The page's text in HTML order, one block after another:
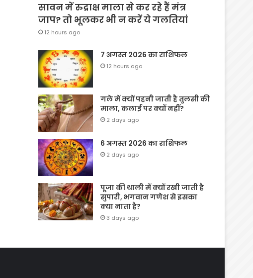
सावन में रुद्राक्ष माला से कर रहे हैं मंत्र
जाप? तो भूलकर भी न करें ये गलतियां
12 hours ago
7 अगस्त 2026 का राशिफल
12 hours ago
गले में क्यों पहनी जाती है तुलसी की
माला, कलाई पर क्यों नहीं?
2 days ago
6 अगस्त 2026 का राशिफल
2 days ago
पूजा की थाली में क्यों रखी जाती है
सुपारी, भगवान गणेश से इसका
क्या नाता है?
3 days ago